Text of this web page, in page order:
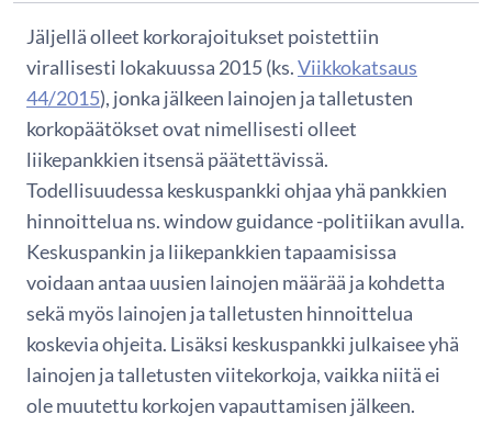
Jäljellä olleet korkorajoitukset poistettiin
virallisesti lokakuussa 2015 (ks.Viikkokatsaus
44/2015), jonka jälkeen lainojen ja talletusten
korkopäätökset ovat nimellisesti olleet
liikepankkien itsensä päätettävissä.
Todellisuudessa keskuspankki ohjaa yhä pankkien
hinnoittelua ns. window guidance -politiikan avulla.
Keskuspankin ja liikepankkien tapaamisissa
voidaan antaa uusien lainojen määrää ja kohdetta
sekä myös lainojen ja talletusten hinnoittelua
koskevia ohjeita. Lisäksi keskuspankki julkaisee yhä
lainojen ja talletusten viitekorkoja, vaikka niitä ei
ole muutettu korkojen vapauttamisen jälkeen.